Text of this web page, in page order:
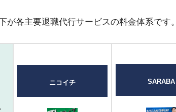
が各主要退職代行サービスの料金体系です
ニコイチ SARABA